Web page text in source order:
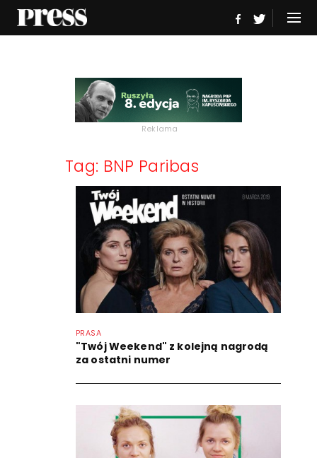
Reklama
Tag: BNP Paribas
PRASA
"Twój Weekend" z kolejną nagrodą
za ostatni numer